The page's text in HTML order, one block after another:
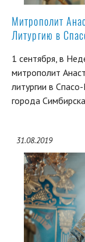
Митрополит
Литургию в
1 сентября, в
митрополит
литургии в
города
31.08.2019